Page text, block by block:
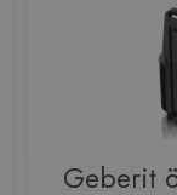
Geberit